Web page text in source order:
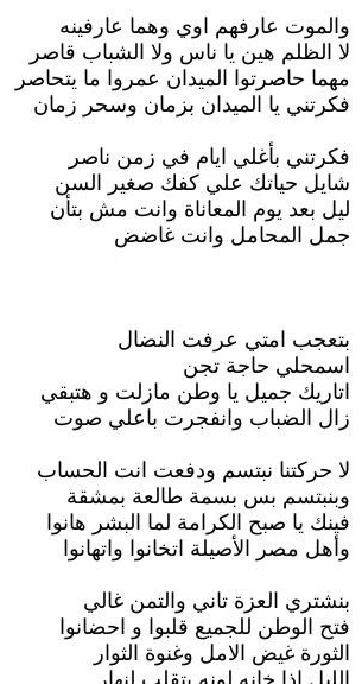
والموت عارفهم اوي وهما عارفينه
لا الظلم هين يا ناس ولا الشباب قاصر
مهما حاصرتوا الميدان عمروا ما يتحاصر
فكرتني يا الميدان بزمان وسحر زمان
فكرتني بأغلي ايام في زمن ناصر
شايل حياتك علي كفك صغير السن
ليل بعد يوم المعاناة وانت مش بتأن
جمل المحامل وانت غاضض
بتعجب امتي عرفت النضال
اسمحلي حاجة تجن
اتاريك جميل يا وطن مازلت و هتبقي
زال الضباب وانفجرت باعلي صوت
لا حركتنا نبتسم ودفعت انت الحساب
وبنبتسم بس بسمة طالعة بمشقة
فينك يا صبح الكرامة لما البشر هانوا
وأهل مصر الأصيلة اتخانوا واتهانوا
بنشتري العزة تاني والتمن غالي
فتح الوطن للجميع قلبوا و احضانوا
الثورة غيض الامل وغنوة الثوار